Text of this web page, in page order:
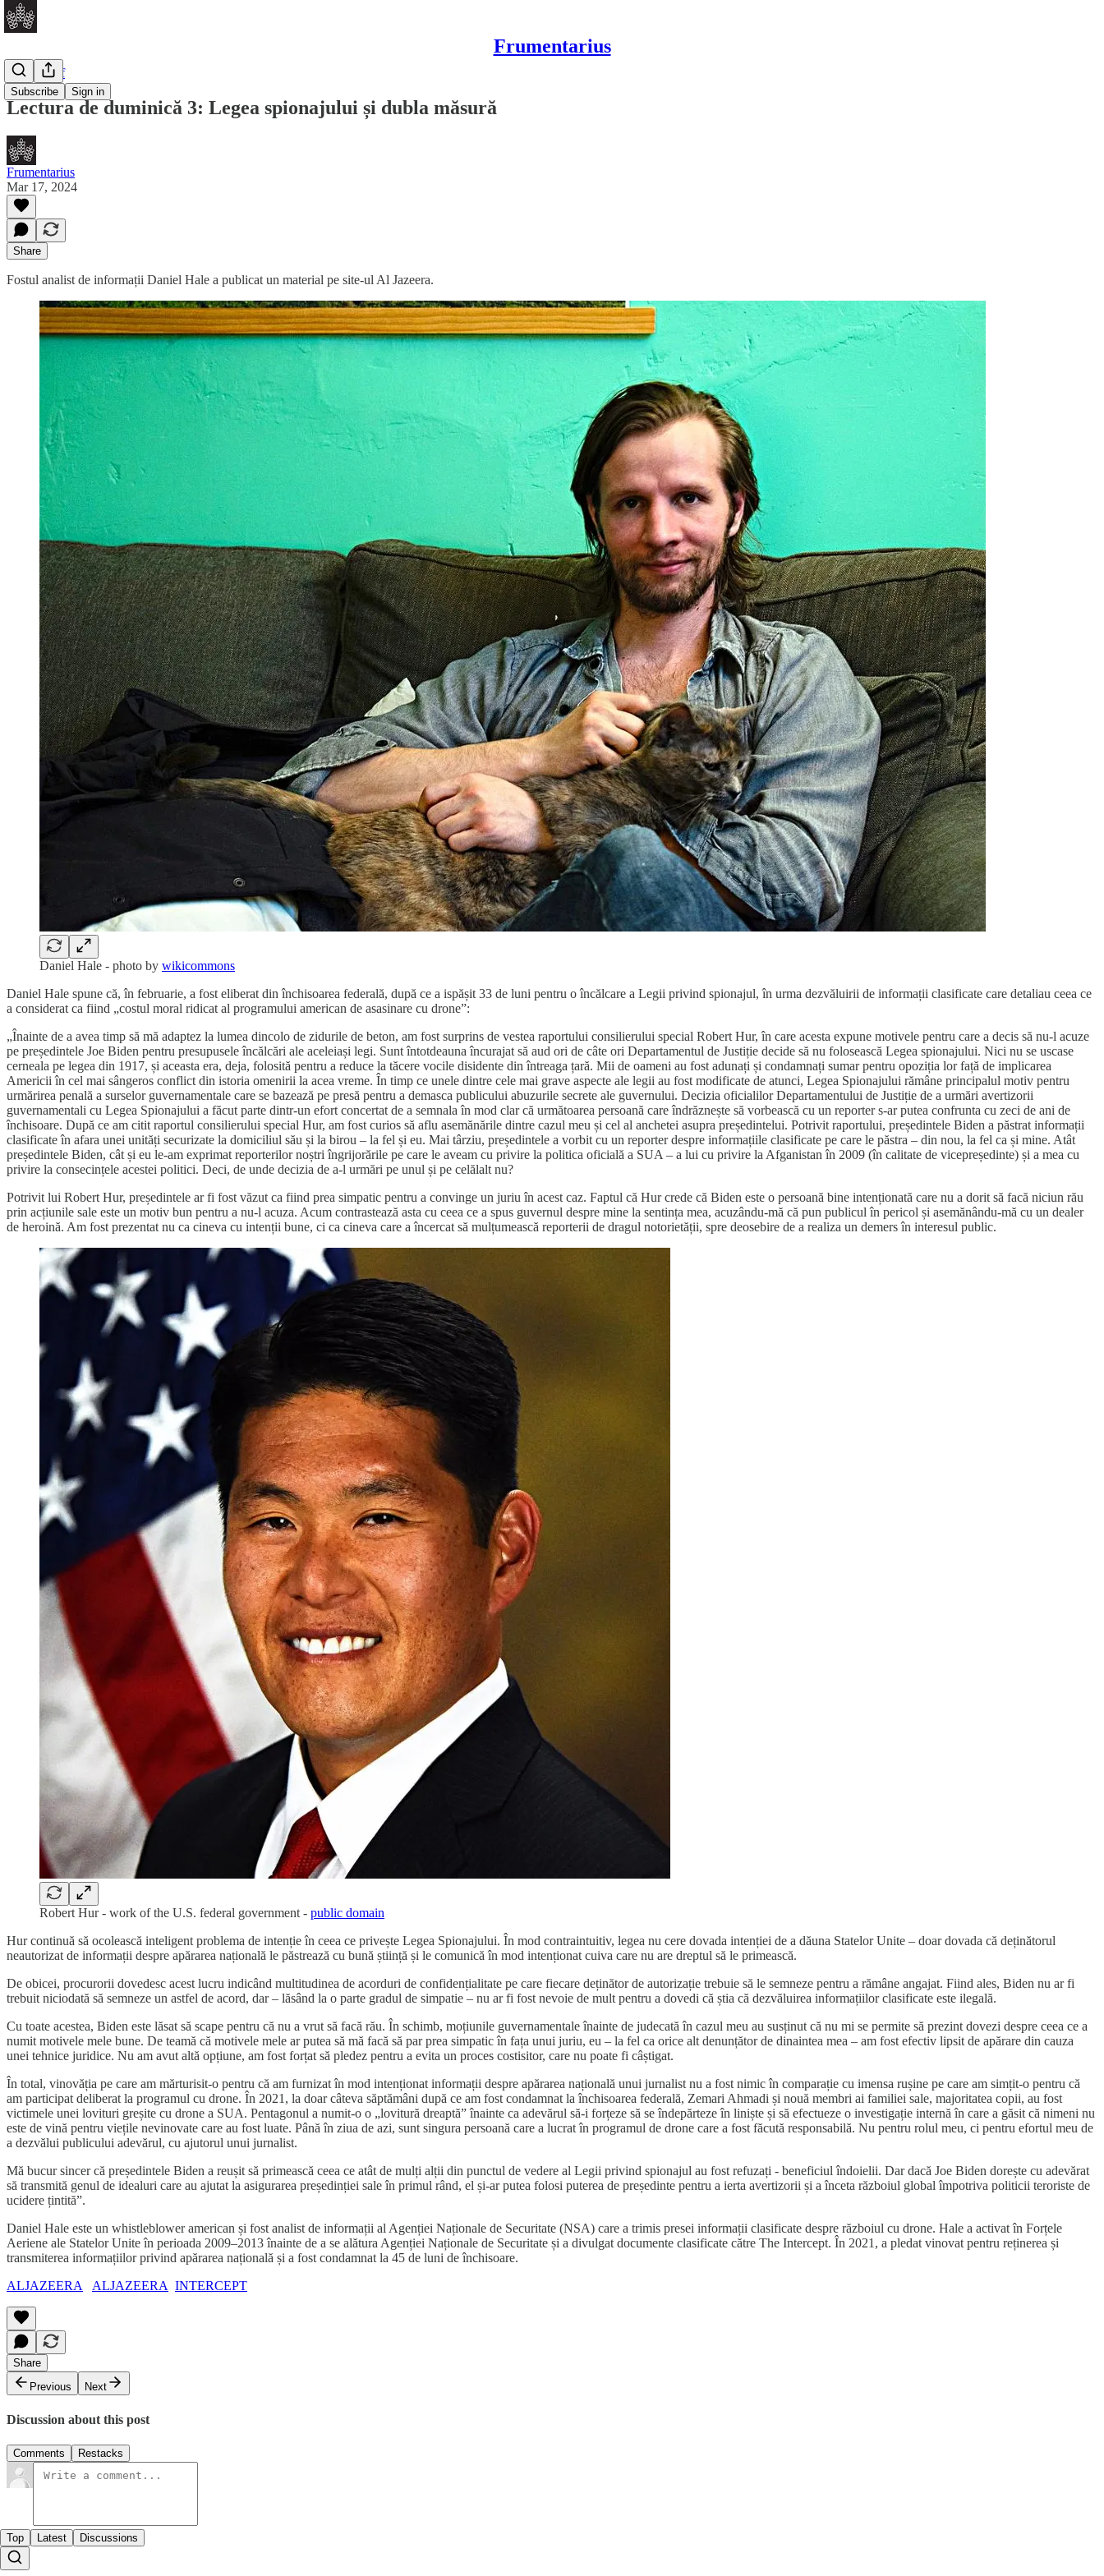
Frumentarius
Subscribe Sign in
Daily Brief
Lectura de duminică 3: Legea spionajului și dubla măsură
Frumentarius
Mar 17, 2024
Share
Fostul analist de informații Daniel Hale a publicat un material pe site-ul Al Jazeera.
Daniel Hale - photo by wikicommons
Daniel Hale spune că, în februarie, a fost eliberat din închisoarea federală, după ce a ispășit 33 de luni pentru o încălcare a Legii privind spionajul, în urma dezvăluirii de informații clasificate care detaliau ceea ce
a considerat ca fiind „costul moral ridicat al programului american de asasinare cu drone”:
„Înainte de a avea timp să mă adaptez la lumea dincolo de zidurile de beton, am fost surprins de vestea raportului consilierului special Robert Hur, în care acesta expune motivele pentru care a decis să nu-l acuze
pe președintele Joe Biden pentru presupusele încălcări ale aceleiași legi. Sunt întotdeauna încurajat să aud ori de câte ori Departamentul de Justiție decide să nu folosească Legea spionajului. Nici nu se uscase
cerneala pe legea din 1917, și aceasta era, deja, folosită pentru a reduce la tăcere vocile disidente din întreaga țară. Mii de oameni au fost adunați și condamnați sumar pentru opoziția lor față de implicarea
Americii în cel mai sângeros conflict din istoria omenirii la acea vreme. În timp ce unele dintre cele mai grave aspecte ale legii au fost modificate de atunci, Legea Spionajului rămâne principalul motiv pentru
urmărirea penală a surselor guvernamentale care se bazează pe presă pentru a demasca publicului abuzurile secrete ale guvernului. Decizia oficialilor Departamentului de Justiție de a urmări avertizorii
guvernamentali cu Legea Spionajului a făcut parte dintr-un efort concertat de a semnala în mod clar că următoarea persoană care îndrăznește să vorbească cu un reporter s-ar putea confrunta cu zeci de ani de
închisoare. După ce am citit raportul consilierului special Hur, am fost curios să aflu asemănările dintre cazul meu și cel al anchetei asupra președintelui. Potrivit raportului, președintele Biden a păstrat informații
clasificate în afara unei unități securizate la domiciliul său și la birou – la fel și eu. Mai târziu, președintele a vorbit cu un reporter despre informațiile clasificate pe care le păstra – din nou, la fel ca și mine. Atât
președintele Biden, cât și eu le-am exprimat reporterilor noștri îngrijorările pe care le aveam cu privire la politica oficială a SUA – a lui cu privire la Afganistan în 2009 (în calitate de vicepreședinte) și a mea cu
privire la consecințele acestei politici. Deci, de unde decizia de a-l urmări pe unul și pe celălalt nu?
Potrivit lui Robert Hur, președintele ar fi fost văzut ca fiind prea simpatic pentru a convinge un juriu în acest caz. Faptul că Hur crede că Biden este o persoană bine intenționată care nu a dorit să facă niciun rău
prin acțiunile sale este un motiv bun pentru a nu-l acuza. Acum contrastează asta cu ceea ce a spus guvernul despre mine la sentința mea, acuzându-mă că pun publicul în pericol și asemănându-mă cu un dealer
de heroină. Am fost prezentat nu ca cineva cu intenții bune, ci ca cineva care a încercat să mulțumească reporterii de dragul notorietății, spre deosebire de a realiza un demers în interesul public.
Robert Hur - work of the U.S. federal government - public domain
Hur continuă să ocolească inteligent problema de intenție în ceea ce privește Legea Spionajului. În mod contraintuitiv, legea nu cere dovada intenției de a dăuna Statelor Unite – doar dovada că deținătorul
neautorizat de informații despre apărarea națională le păstrează cu bună știință și le comunică în mod intenționat cuiva care nu are dreptul să le primească.
De obicei, procurorii dovedesc acest lucru indicând multitudinea de acorduri de confidențialitate pe care fiecare deținător de autorizație trebuie să le semneze pentru a rămâne angajat. Fiind ales, Biden nu ar fi
trebuit niciodată să semneze un astfel de acord, dar – lăsând la o parte gradul de simpatie – nu ar fi fost nevoie de mult pentru a dovedi că știa că dezvăluirea informațiilor clasificate este ilegală.
Cu toate acestea, Biden este lăsat să scape pentru că nu a vrut să facă rău. În schimb, moțiunile guvernamentale înainte de judecată în cazul meu au susținut că nu mi se permite să prezint dovezi despre ceea ce a
numit motivele mele bune. De teamă că motivele mele ar putea să mă facă să par prea simpatic în fața unui juriu, eu – la fel ca orice alt denunțător de dinaintea mea – am fost efectiv lipsit de apărare din cauza
unei tehnice juridice. Nu am avut altă opțiune, am fost forțat să pledez pentru a evita un proces costisitor, care nu poate fi câștigat.
În total, vinovăția pe care am mărturisit-o pentru că am furnizat în mod intenționat informații despre apărarea națională unui jurnalist nu a fost nimic în comparație cu imensa rușine pe care am simțit-o pentru că
am participat deliberat la programul cu drone. În 2021, la doar câteva săptămâni după ce am fost condamnat la închisoarea federală, Zemari Ahmadi și nouă membri ai familiei sale, majoritatea copii, au fost
victimele unei lovituri greșite cu drone a SUA. Pentagonul a numit-o o „lovitură dreaptă” înainte ca adevărul să-i forțeze să se îndepărteze în liniște și să efectueze o investigație internă în care a găsit că nimeni nu
este de vină pentru viețile nevinovate care au fost luate. Până în ziua de azi, sunt singura persoană care a lucrat în programul de drone care a fost făcută responsabilă. Nu pentru rolul meu, ci pentru efortul meu de
a dezvălui publicului adevărul, cu ajutorul unui jurnalist.
Mă bucur sincer că președintele Biden a reușit să primească ceea ce atât de mulți alții din punctul de vedere al Legii privind spionajul au fost refuzați - beneficiul îndoielii. Dar dacă Joe Biden dorește cu adevărat
să transmită genul de idealuri care au ajutat la asigurarea președinției sale în primul rând, el și-ar putea folosi puterea de președinte pentru a ierta avertizorii și a înceta războiul global împotriva politicii teroriste de
ucidere țintită”.
Daniel Hale este un whistleblower american și fost analist de informații al Agenției Naționale de Securitate (NSA) care a trimis presei informații clasificate despre războiul cu drone. Hale a activat în Forțele
Aeriene ale Statelor Unite în perioada 2009–2013 înainte de a se alătura Agenției Naționale de Securitate și a divulgat documente clasificate către The Intercept. În 2021, a pledat vinovat pentru reținerea și
transmiterea informațiilor privind apărarea națională și a fost condamnat la 45 de luni de închisoare.
ALJAZEERA
ALJAZEERA INTERCEPT
Share
Previous
Next
Discussion about this post
Comments Restacks
Top Latest Discussions